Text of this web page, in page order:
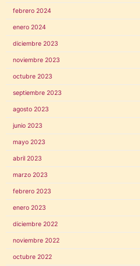
febrero 2024
enero 2024
diciembre 2023
noviembre 2023
octubre 2023
septiembre 2023
agosto 2023
junio 2023
mayo 2023
abril 2023
marzo 2023
febrero 2023
enero 2023
diciembre 2022
noviembre 2022
octubre 2022